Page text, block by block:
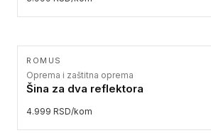
ROMUS
Oprema i zaštitna oprema
Šina za dva reflektora
4.999 RSD/kom